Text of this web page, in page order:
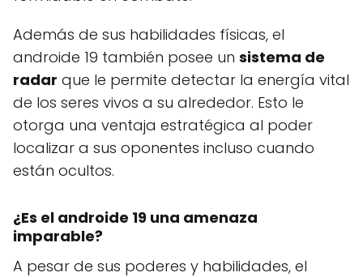
Además de sus habilidades físicas, el
androide 19 también posee un sistema de
radar que le permite detectar la energía vital
de los seres vivos a su alrededor. Esto le
otorga una ventaja estratégica al poder
localizar a sus oponentes incluso cuando
están ocultos.
¿Es el androide 19 una amenaza
imparable?
A pesar de sus poderes y habilidades, el